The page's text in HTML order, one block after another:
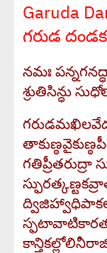
Garuda
గరుడ
నమః
శ్రుతిసిన్ధు
గతిప్రీతరుద్రా